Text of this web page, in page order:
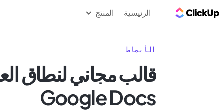
الرئيسية المنتج
الأنماط
قالب مجاني لنطاق
Google Docs